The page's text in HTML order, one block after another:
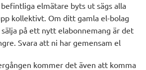
elmätare byts ut sägs alla
kollektivt. Om ditt gamla el-bolag
på ett nytt elabonnemang är det
Svara att ni har gemensam el
kommer det även att komma